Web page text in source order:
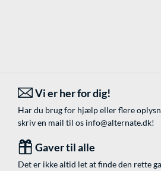
Vi er her for dig!
Har du brug for hjælp eller flere
skriv en mail til os info@alternate.dk!
Gaver til alle
Det er ikke altid let at finde den rette